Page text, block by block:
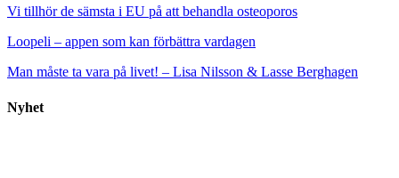
Vi tillhör de sämsta i EU på att behandla osteoporos
Loopeli – appen som kan förbättra vardagen
Man måste ta vara på livet! – Lisa Nilsson & Lasse Berghagen
Nyhet